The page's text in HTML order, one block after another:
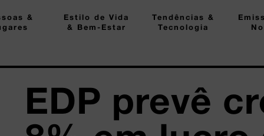
&
Estilo de Vida
& Bem-Estar
Tendências &
Tecnologia
EDP prevê